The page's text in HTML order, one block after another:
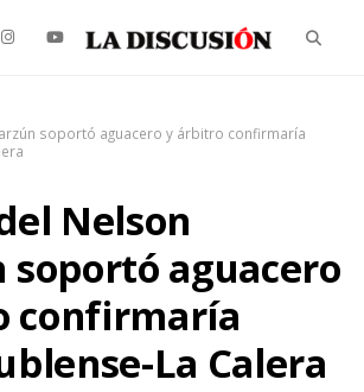
soportó aguacero y árbitro confirmaría
Nelson
soportó aguacero
confirmaría
La Calera